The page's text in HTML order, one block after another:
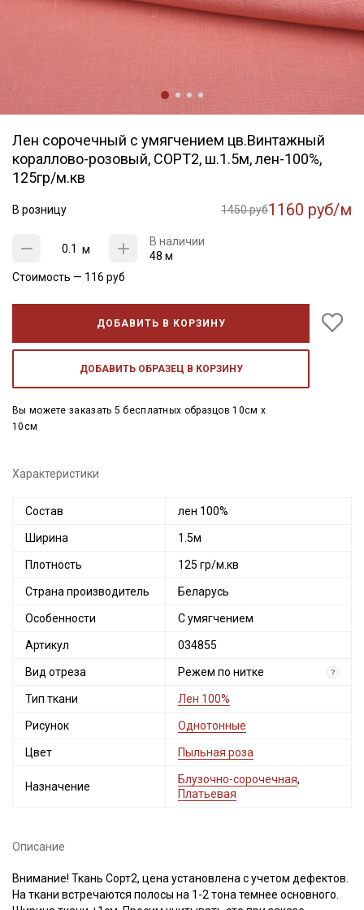
Лен сорочечный с умягчением цв.Винтажный
кораллово-розовый, СОРТ2, ш.1.5м, лен-100%,
125гр/м.кв
В розницу 1450 руб1160 руб/м
м
В наличии
48 м
Стоимость — 116 руб
ДОБАВИТЬ В КОРЗИНУ
ДОБАВИТЬ ОБРАЗЕЦ В КОРЗИНУ
Вы можете заказать 5 бесплатных образцов 10см x
10см
Характеристики
Состав лен 100%
Ширина 1.5м
Плотность 125 гр/м.кв
Страна производитель Беларусь
Особенности С умягчением
Артикул 034855
Вид отреза Режем по нитке ?
Тип ткани Лен 100%
Рисунок Однотонные
Цвет Пыльная роза
Назначение
Блузочно-сорочечная,
Платьевая
Описание
Внимание! Ткань Сорт2, цена установлена с учетом дефектов.
На ткани встречаются полосы на 1-2 тона темнее основного.